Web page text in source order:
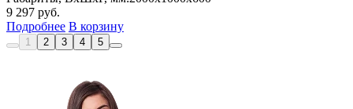
9 297 руб.
Подробнее В корзину
1 2 3 4 5